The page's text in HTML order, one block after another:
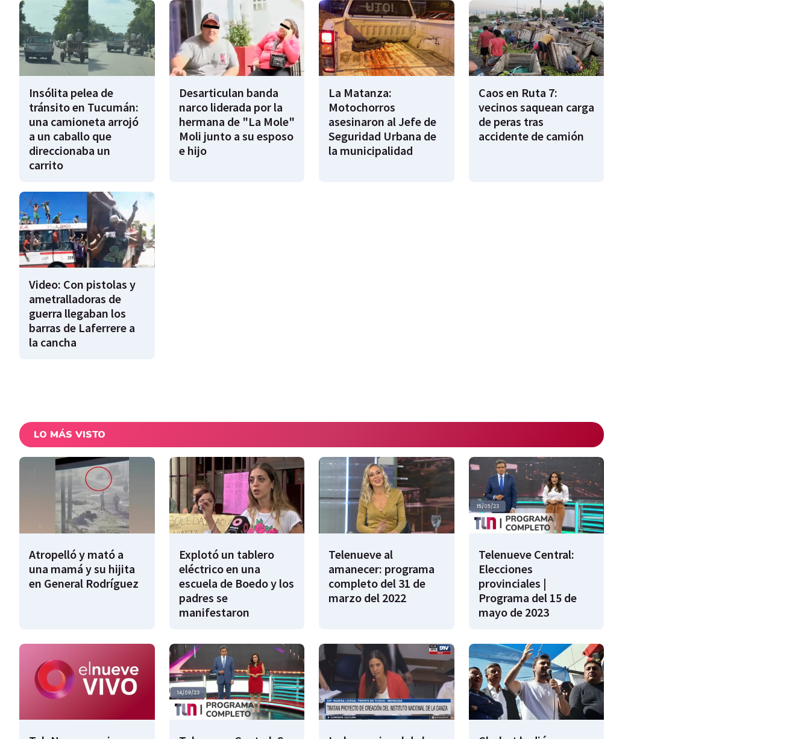
Insólita pelea de
tránsito en Tucumán:
una camioneta arrojó
a un caballo que
direccionaba un
carrito
Desarticulan banda
narco liderada por la
hermana de "La Mole"
Moli junto a su esposo
e hijo
La Matanza:
Motochorros
asesinaron al Jefe de
Seguridad Urbana de
la municipalidad
Caos en Ruta 7:
vecinos saquean carga
de peras tras
accidente de camión
Video: Con pistolas y
ametralladoras de
guerra llegaban los
barras de Laferrere a
la cancha
LO MÁS VISTO
Atropelló y mató a
una mamá y su hijita
en General Rodríguez
Explotó un tablero
eléctrico en una
escuela de Boedo y los
padres se
manifestaron
Telenueve al
amanecer: programa
completo del 31 de
marzo del 2022
Telenueve Central:
Elecciones
provinciales |
Programa del 15 de
mayo de 2023